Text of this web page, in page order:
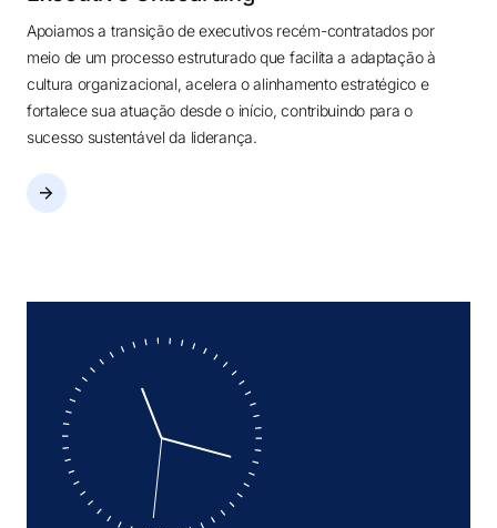
Apoiamos a transição de executivos recém-contratados por
meio de um processo estruturado que facilita a adaptação à
cultura organizacional, acelera o alinhamento estratégico e
fortalece sua atuação desde o início, contribuindo para o
sucesso sustentável da liderança.